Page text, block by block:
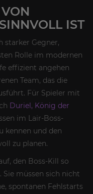
IST
starker Gegner,
Rolle im modernen
effizient angehen
Team, das die
Für Spieler mit
Duriel, König der
im Lair-Boss-
kennen und den
zu planen.
den Boss-Kill so
müssen sich nicht
spontanen Fehlstarts